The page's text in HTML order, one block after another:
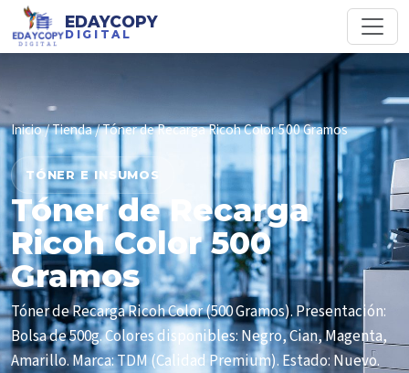
EDAYCOPY
DIGITAL
Inicio/Tienda/ Tóner de Recarga Ricoh Color 500 Gramos
TÓNER E INSUMOS
Tóner de Recarga
Ricoh Color 500
Gramos
Tóner de Recarga Ricoh Color (500 Gramos). Presentación:
Bolsa de 500g. Colores disponibles: Negro, Cian, Magenta,
Amarillo. Marca: TDM (Calidad Premium). Estado: Nuevo.